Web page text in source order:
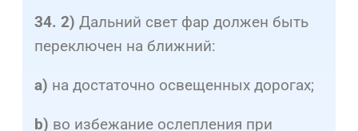
34. 2) Дальний свет фар должен быть
переключен на ближний:
a) на достаточно освещенных дорогах;
b) во избежание ослепления при